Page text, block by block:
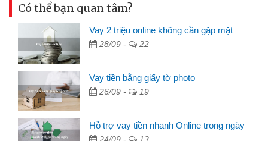
Có thể bạn quan tâm?
Vay 2 triệu online không cần gặp mặt
28/09 - 22
Vay tiền bằng giấy tờ photo
26/09 - 19
Hỗ trợ vay tiền nhanh Online trong ngày